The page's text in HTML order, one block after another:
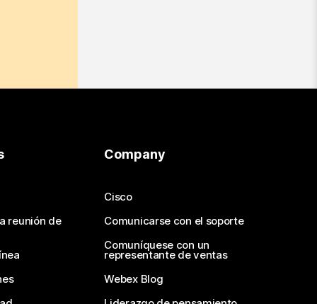
reunión de
Company
Cisco
Comunicarse con el soporte
Comuníquese con un
representante de ventas
Webex Blog